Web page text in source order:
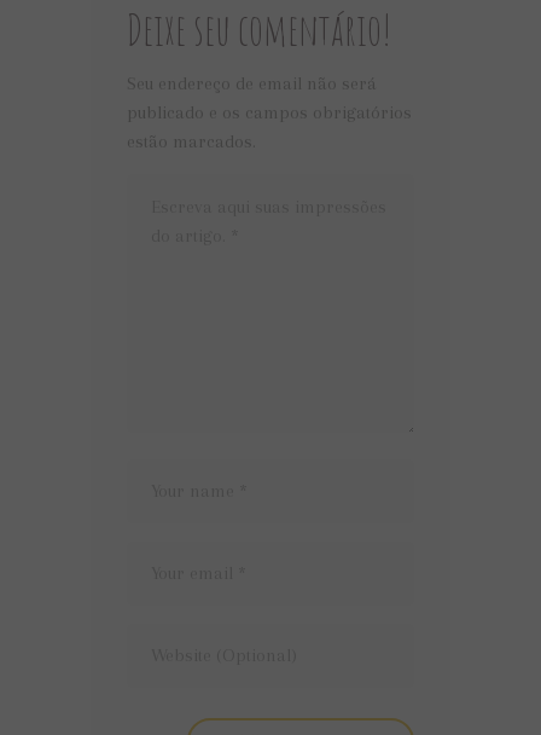
Deixe seu comentário!
Seu endereço de email não será
publicado e os campos obrigatórios
estão marcados.